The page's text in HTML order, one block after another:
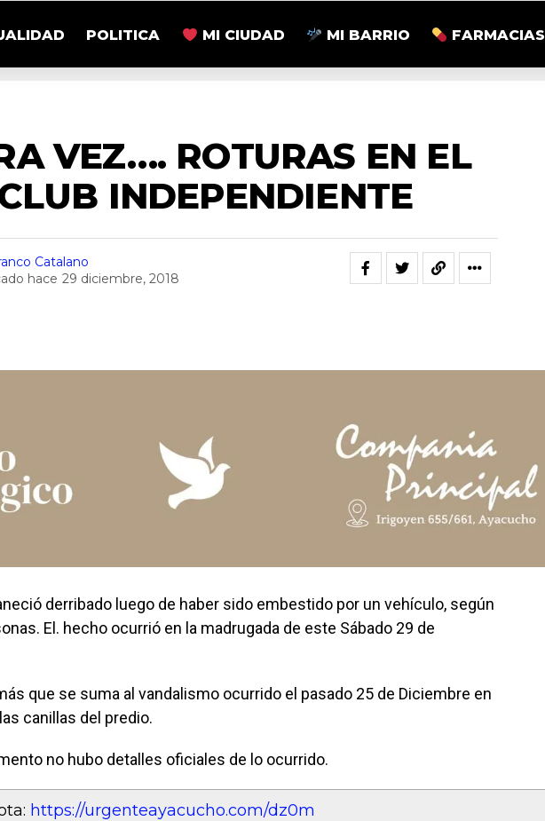
POLITICA MI CIUDAD MI BARRIO FARMACIAS
VEZ…. ROTURAS EN EL
INDEPENDIENTE
Catalano
hace 29 diciembre, 2018
derribado luego de haber sido embestido por un vehículo, según
El. hecho ocurrió en la madrugada de este Sábado 29 de
que se suma al vandalismo ocurrido el pasado 25 de Diciembre en
canillas del predio.
no hubo detalles oficiales de lo ocurrido.
https://urgenteayacucho.com/dz0m